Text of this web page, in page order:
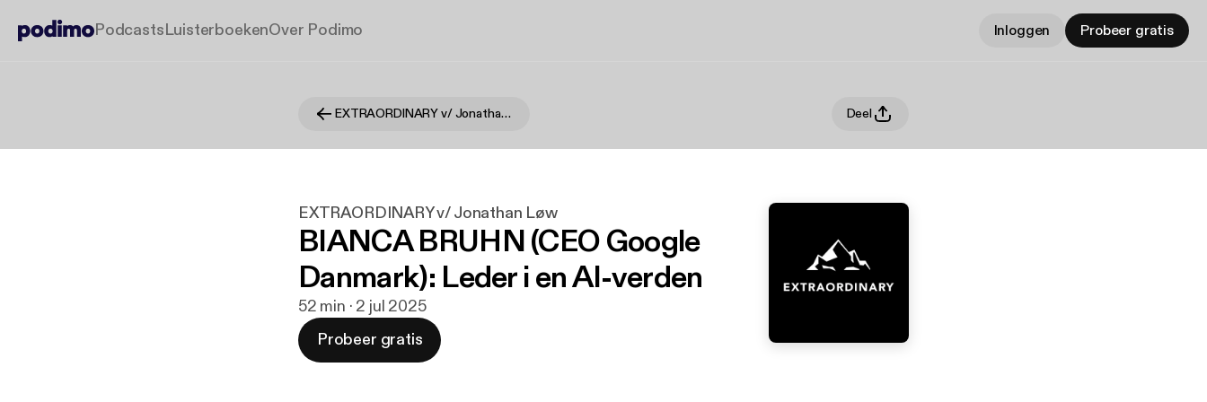
PodcastsLuisterboekenOver Podimo Inloggen Probeer gratis
EXTRAORDINARY v/ Jonathan Løw Deel
EXTRAORDINARY v/ Jonathan Løw
BIANCA BRUHN (CEO Google
Danmark): Leder i en AI-verden
52 min · 2 jul 2025
Probeer gratis